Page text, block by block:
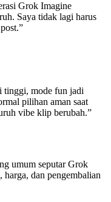
Grok Imagine
Saya tidak lagi harus
”
tinggi, mode fun jadi
pilihan aman saat
vibe klip berubah.”
umum seputar Grok
dan pengembalian